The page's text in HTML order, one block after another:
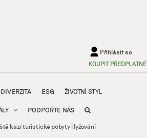
Přihlásit se
KOUPIT PŘEDPLATNÉ
ESG ŽIVOTNÍ STYL
PODPOŘTE NÁS
kazí turistické pobyty i lyžování